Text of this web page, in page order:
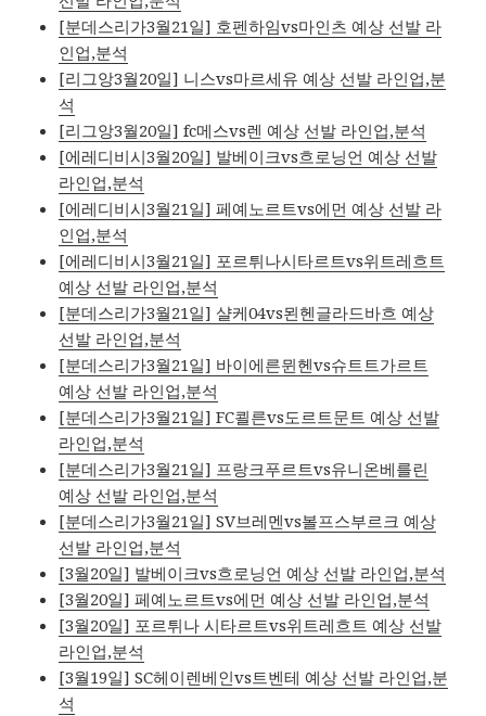
[분데스리가3월21일] 호펜하임vs마인츠 예상 선발 라
인업,분석
[리그앙3월20일] 니스vs마르세유 예상 선발 라인업,분
석
[리그앙3월20일] fc메스vs렌 예상 선발 라인업,분석
[에레디비시3월20일] 발베이크vs흐로닝언 예상 선발
라인업,분석
[에레디비시3월21일] 페예노르트vs에먼 예상 선발 라
인업,분석
[에레디비시3월21일] 포르튀나시타르트vs위트레흐트
예상 선발 라인업,분석
[분데스리가3월21일] 샬케04vs묀헨글라드바흐 예상
선발 라인업,분석
[분데스리가3월21일] 바이에른뮌헨vs슈트트가르트
예상 선발 라인업,분석
[분데스리가3월21일] FC쾰른vs도르트문트 예상 선발
라인업,분석
[분데스리가3월21일] 프랑크푸르트vs유니온베를린
예상 선발 라인업,분석
[분데스리가3월21일] SV브레멘vs볼프스부르크 예상
선발 라인업,분석
[3월20일] 발베이크vs흐로닝언 예상 선발 라인업,분석
[3월20일] 페예노르트vs에먼 예상 선발 라인업,분석
[3월20일] 포르튀나 시타르트vs위트레흐트 예상 선발
라인업,분석
[3월19일] SC헤이렌베인vs트벤테 예상 선발 라인업,분
석